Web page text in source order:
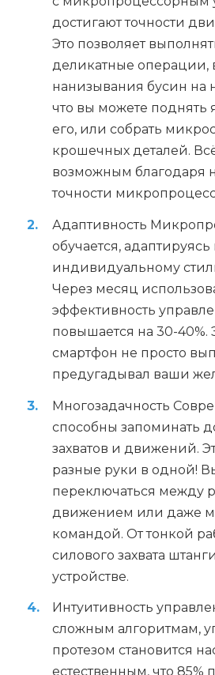
достигают точности
Это позволяет
деликатные операции,
нанизывания бусин на
что вы можете поднять
его, или собрать
крошечных деталей. Всё
возможным благодаря
точности
Адаптивность
обучается, адаптируясь
индивидуальному
Через месяц
эффективность
повышается на 30-40%.
смартфон не просто
предугадывал ваши
Многозадачность
способны запоминать
захватов и движений.
разные руки в одной!
переключаться между
движением или даже
командой. От тонкой
силового захвата
устройстве.
Интуитивность
сложным алгоритмам,
протезом становится
естественным, что 85%